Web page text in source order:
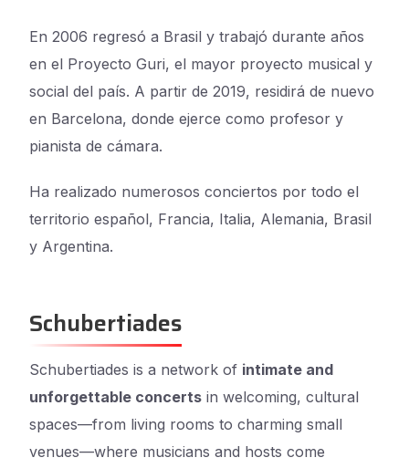
En 2006 regresó a Brasil y trabajó durante años
en el Proyecto Guri, el mayor proyecto musical y
social del país. A partir de 2019, residirá de nuevo
en Barcelona, ​​donde ejerce como profesor y
pianista de cámara.
Ha realizado numerosos conciertos por todo el
territorio español, Francia, Italia, Alemania, Brasil
y Argentina.
Schubertiades
Schubertiades is a network of intimate and
unforgettable concerts in welcoming, cultural
spaces—from living rooms to charming small
venues—where musicians and hosts come